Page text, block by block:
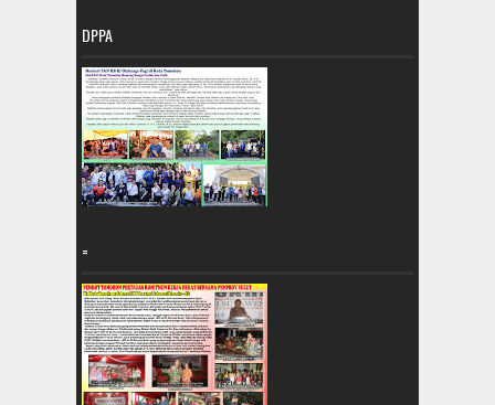
DPPA
=